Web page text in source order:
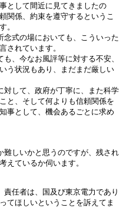
として間近に見てきましたの
関係、約束を遵守するというこ
。
式の場においても、こういった
されています。
、今なお風評等に対する不安、
う状況もあり、まだまだ厳しい
対して、政府が丁寧に、また科学
と、そして何よりも信頼関係を
事として、機会あるごとに求め
難しいかと思うのですが、残され
えているか伺います。
任者は、国及び東京電力であり
てほしいということを訴えてま